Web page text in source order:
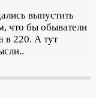
выпустить
что бы обыватели
в 220. А тут